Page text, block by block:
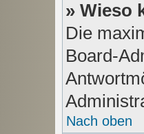
» Wieso
Die
Board-
Nach oben